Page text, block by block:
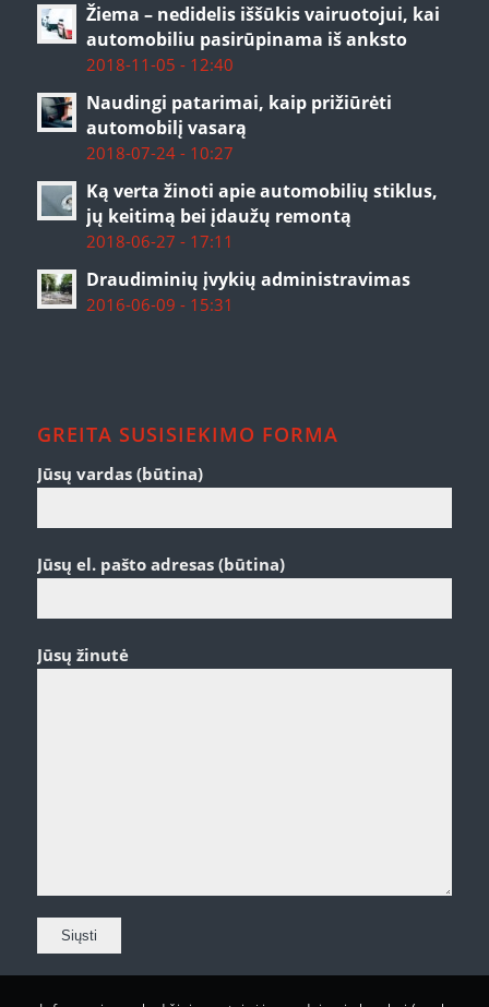
Žiema – nedidelis iššūkis vairuotojui, kai
automobiliu pasirūpinama iš anksto
2018-11-05 - 12:40
Naudingi patarimai, kaip prižiūrėti
automobilį vasarą
2018-07-24 - 10:27
Ką verta žinoti apie automobilių stiklus,
jų keitimą bei įdaužų remontą
2018-06-27 - 17:11
Draudiminių įvykių administravimas
2016-06-09 - 15:31
GREITA SUSISIEKIMO FORMA
Jūsų vardas (būtina)
Jūsų el. pašto adresas (būtina)
Jūsų žinutė